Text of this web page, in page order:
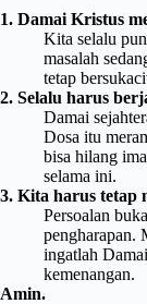
1. Damai Kristus
Kita selalu
masalah
tetap
2. Selalu harus
Damai
Dosa itu
bisa hilang
selama ini.
3. Kita harus tetap
Persoalan
pengharapan.
ingatlah
kemenangan.
Amin.